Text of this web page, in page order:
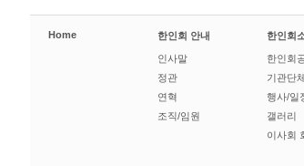
Home 한인회 안내
인사말
정관
연혁
조직/임원
한인회
한인회
기관단
행사/일
갤러리
이사회